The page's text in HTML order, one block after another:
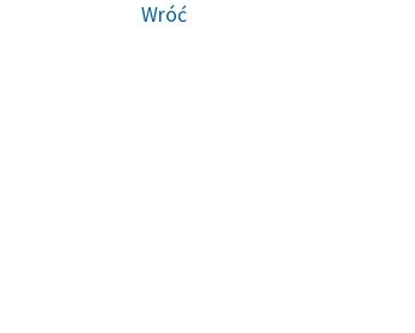
Wróć